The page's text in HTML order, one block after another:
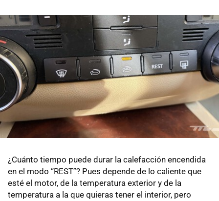
¿Cuánto tiempo puede durar la calefacción encendida
en el modo “REST”? Pues depende de lo caliente que
esté el motor, de la temperatura exterior y de la
temperatura a la que quieras tener el interior, pero